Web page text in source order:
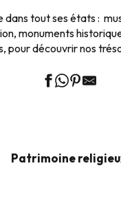
dans tout ses états :
monuments
pour découvrir nos
Patrimoine